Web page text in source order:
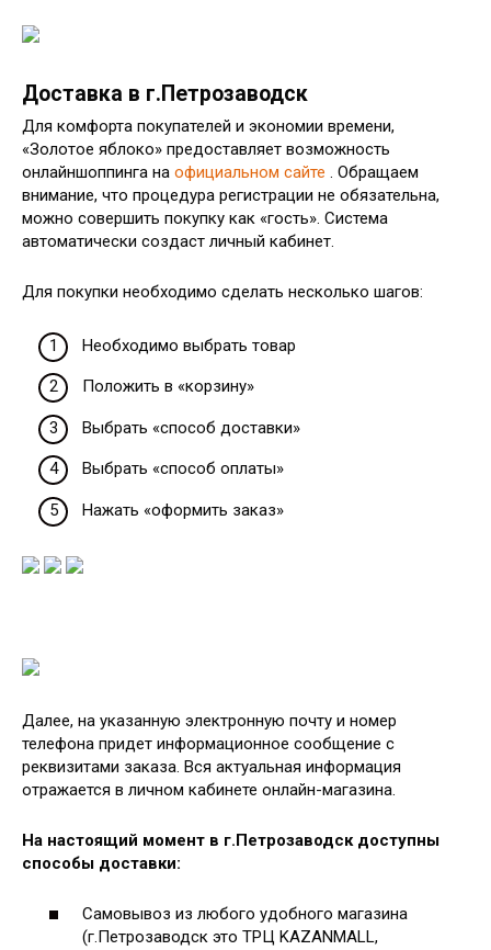
Доставка в г.Петрозаводск
Для комфорта покупателей и экономии времени,
«Золотое яблоко» предоставляет возможность
онлайншоппинга на официальном сайте . Обращаем
внимание, что процедура регистрации не обязательна,
можно совершить покупку как «гость». Система
автоматически создаст личный кабинет.
Для покупки необходимо сделать несколько шагов:
Необходимо выбрать товар
Положить в «корзину»
Выбрать «способ доставки»
Выбрать «способ оплаты»
Нажать «оформить заказ»
Далее, на указанную электронную почту и номер
телефона придет информационное сообщение с
реквизитами заказа. Вся актуальная информация
отражается в личном кабинете онлайн-магазина.
На настоящий момент в г.Петрозаводск доступны
способы доставки:
Самовывоз из любого удобного магазина
(г.Петрозаводск это ТРЦ KAZANMALL,